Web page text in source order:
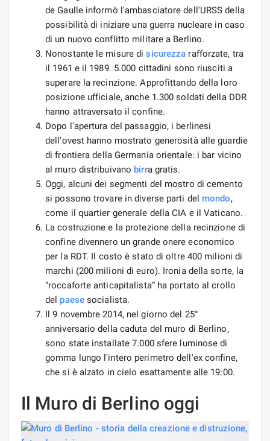
de Gaulle informò l'ambasciatore dell'URSS della
possibilità di iniziare una guerra nucleare in caso
di un nuovo conflitto militare a Berlino.
Nonostante le misure disicurezza rafforzate, tra
il 1961 e il 1989. 5.000 cittadini sono riusciti a
superare la recinzione. Approfittando della loro
posizione ufficiale, anche 1.300 soldati della DDR
hanno attraversato il confine.
Dopo l'apertura del passaggio, i berlinesi
dell'ovest hanno mostrato generosità alle guardie
di frontiera della Germania orientale: i bar vicino
al muro distribuivano birra gratis.
Oggi, alcuni dei segmenti del mostro di cemento
si possono trovare in diverse parti del mondo,
come il quartier generale della CIA e il Vaticano.
La costruzione e la protezione della recinzione di
confine divennero un grande onere economico
per la RDT. Il costo è stato di oltre 400 milioni di
marchi (200 milioni di euro). Ironia della sorte, la
“roccaforte anticapitalista” ha portato al crollo
del paesesocialista.
Il 9 novembre 2014, nel giorno del 25°
anniversario della caduta del muro di Berlino,
sono state installate 7.000 sfere luminose di
gomma lungo l'intero perimetro dell'ex confine,
che si è alzato in cielo esattamente alle 19:00.
Il Muro di Berlino oggi